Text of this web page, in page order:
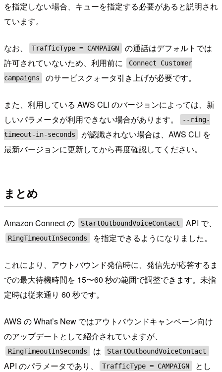
を指定しない場合、キューを指定する必要があると説明され
ています。
なお、 TrafficType = CAMPAIGN
の通話はデフォルトでは
許可されていないため、利用前に
Connect Customer
campaigns
のサービスクォータ引き上げが必要です。
また、利用している AWS CLI のバージョンによっては、新
しいパラメータが利用できない場合があります。
--ring-
timeout-in-seconds
が認識されない場合は、AWS CLI を
最新バージョンに更新してから再度確認してください。
まとめ
Amazon Connect の StartOutboundVoiceContact API で、
RingTimeoutInSeconds を指定できるようになりました。
これにより、アウトバウンド発信時に、発信先が応答するま
での最大待機時間を 15〜60 秒の範囲で調整できます。未指
定時は従来通り 60 秒です。
AWS の What’s New ではアウトバウンドキャンペーン向け
のアップデートとして紹介されていますが、
RingTimeoutInSeconds は StartOutboundVoiceContact
API のパラメータであり、 TrafficType = CAMPAIGN
とし